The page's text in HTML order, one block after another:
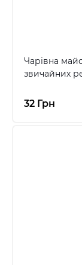
Чарівна
звичайних
32 Грн